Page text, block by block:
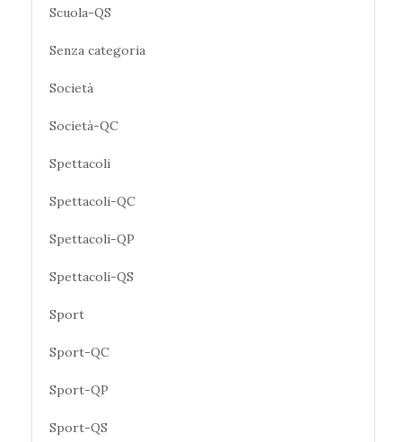
Scuola-QS
Senza categoria
Società
Società-QC
Spettacoli
Spettacoli-QC
Spettacoli-QP
Spettacoli-QS
Sport
Sport-QC
Sport-QP
Sport-QS